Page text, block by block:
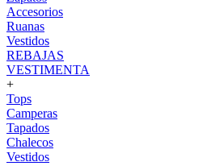
Accesorios
Ruanas
Vestidos
REBAJAS
VESTIMENTA
+
Tops
Camperas
Tapados
Chalecos
Vestidos